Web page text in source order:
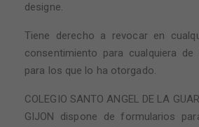
designe.
Tiene derecho a revocar en
consentimiento para cualquiera
para los que lo ha otorgado.
COLEGIO SANTO ANGEL DE LA
GIJON dispone de formularios